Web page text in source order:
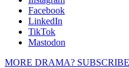
Facebook
LinkedIn
TikTok
Mastodon
MORE DRAMA?